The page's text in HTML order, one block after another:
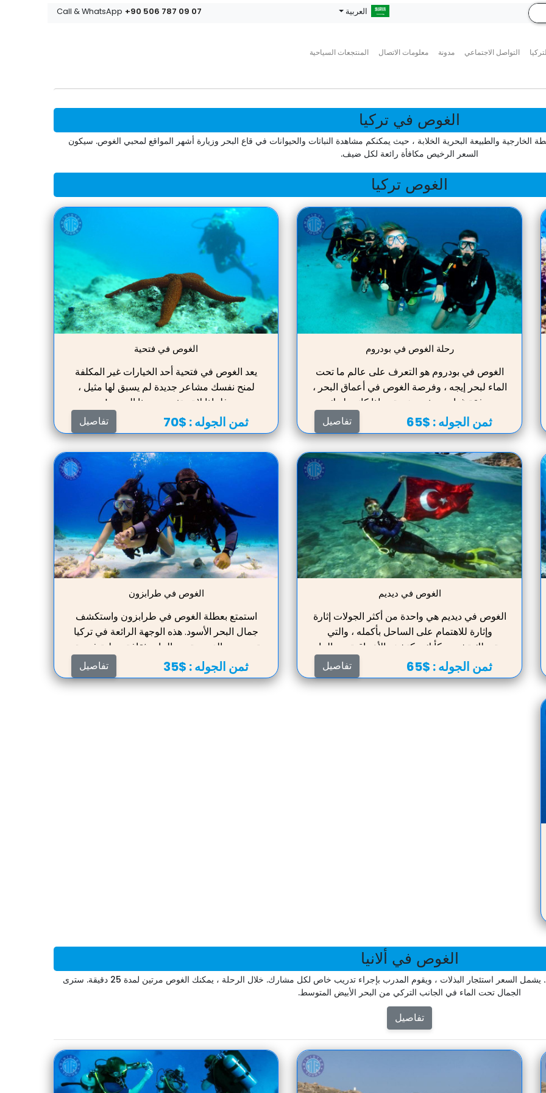
التواصل الاجتماعي مدونة معلومات الاتصال المنتجعات السياحية
العربية Call & WhatsApp +90 506 787 09 07
الغوص في تركيا
والطبيعة البحرية الخلابة ، حيث يمكنكم مشاهدة النباتات والحيوانات في قاع البحر وزيارة أشهر المواقع لمحبي الغوص. سيكون
السعر الرخيص مكافأة رائعة لكل ضيف.
الغوص تركيا
رحلة الغوص في بودروم
الغوص في بودروم هو التعرف على عالم ما تحت
الماء لبحر إيجه ، وفرصة الغوص في أعماق البحر ،
برفقة غواصين ذوي خبرة ، وإذا كانت لديك
الشهادات المناسبة ، يمكنك تطوير طريق بشكل
مستقل.
ثمن الجوله : $65 تفاصيل
الغوص في فتحية
يعد الغوص في فتحية أحد الخيارات غير المكلفة
لمنح نفسك مشاعر جديدة لم يسبق لها مثيل ،
فلماذا لا تستفيد من هذا العرض!
ثمن الجوله : $70 تفاصيل
الغوص في ديديم
الغوص في ديديم هي واحدة من أكثر الجولات إثارة
وإثارة للاهتمام على الساحل بأكمله ، والتي
ستجعلك تشعر وكأنك مكتشف الأعماق تحت الماء
في بحر إيجه.ثمن الجوله : $65 تفاصيل
الغوص في طرابزون
استمتع بعطلة الغوص في طرابزون واستكشف
جمال البحر الأسود. هذه الوجهة الرائعة في تركيا
تجمع بين الغوص تحت الماء وثقافة محلية فريدة.
احجز رحلتك البحرية اليوم لتجربة استثنائية تجمع
بين الطبيعة والمغامرة.
ثمن الجوله : $35 تفاصيل
الغوص في ألانيا
الغوص في ألانيا من مركز الغوص ستجعلك تستمتع بها بالتأكيد. يشمل السعر استئجار البذلات ، ويقوم المدرب بإجراء تدريب خاص لكل مشارك. خلال الرحلة ، يمكنك الغوص مرتين لمدة 25 دقيقة. سترى
الجمال تحت الماء في الجانب التركي من البحر الأبيض المتوسط.
تفاصيل